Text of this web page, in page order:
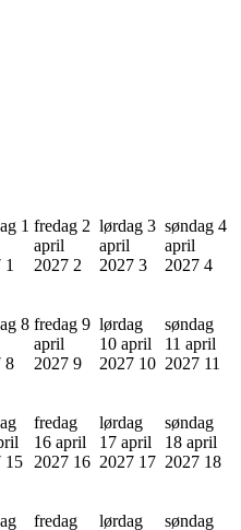
1
1
fredag 2
april
2027 2
lørdag 3
april
2027 3
søndag 4
april
2027 4
8
8
fredag 9
april
2027 9
lørdag
10 april
2027 10
søndag
11 april
2027 11
15
fredag
16 april
2027 16
lørdag
17 april
2027 17
søndag
18 april
2027 18
fredag lørdag søndag